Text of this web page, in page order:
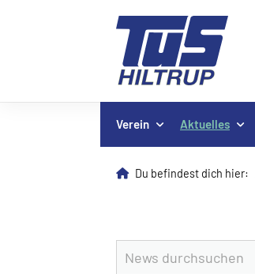
Verein Aktuelles
Du befindest dich hier: